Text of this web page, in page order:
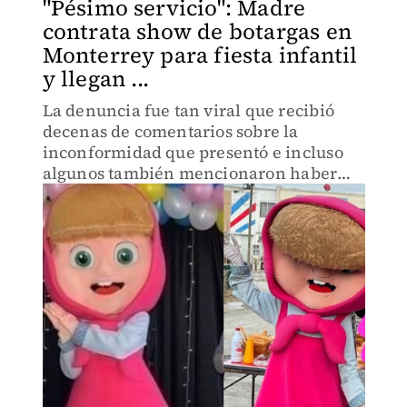
"Pésimo servicio": Madre
contrata show de botargas en
Monterrey para fiesta infantil
y llegan ...
La denuncia fue tan viral que recibió
decenas de comentarios sobre la
inconformidad que presentó e incluso
algunos también mencionaron haber
pasado algo similar.